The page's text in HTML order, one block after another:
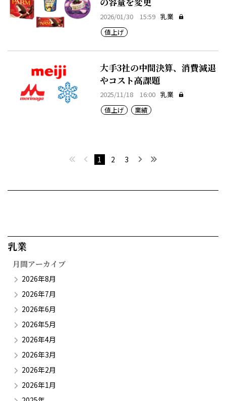
2026/01/30 15:59 乳業
値上げ
大手3社の中間決算、消費減退
やコスト高課題
2025/11/18 16:00 乳業
値上げ
業績
最初へ 前へ
1 2 3 次へ
乳業​
月間アーカイブ
2026年8月
2026年7月
2026年6月
2026年5月
2026年4月
2026年3月
2026年2月
2026年1月